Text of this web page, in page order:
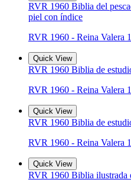
RVR 1960 Biblia del
piel con índice
RVR 1960 - Reina Valera
Quick View
RVR 1960 Biblia de
RVR 1960 - Reina Valera
Quick View
RVR 1960 Biblia de
RVR 1960 - Reina Valera
Quick View
RVR 1960 Biblia ilustrada